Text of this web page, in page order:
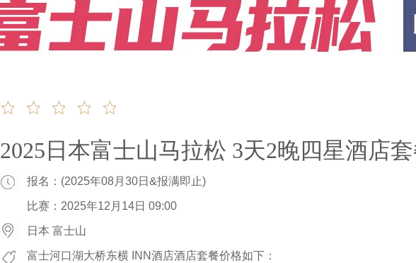
2025日本富士山马拉松 3天2晚四星酒店
报名：(2025年08月30日&报满即止)
比赛：2025年12月14日 09:00
日本 富士山
富士河口湖大桥东横 INN酒店酒店套餐价格如下：